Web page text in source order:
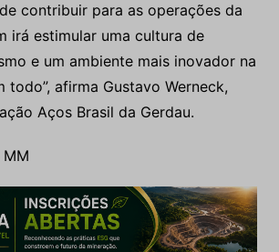
contribuir para as operações da
irá estimular uma cultura de
e um ambiente mais inovador na
todo”, afirma Gustavo Werneck,
Aços Brasil da Gerdau.
MM